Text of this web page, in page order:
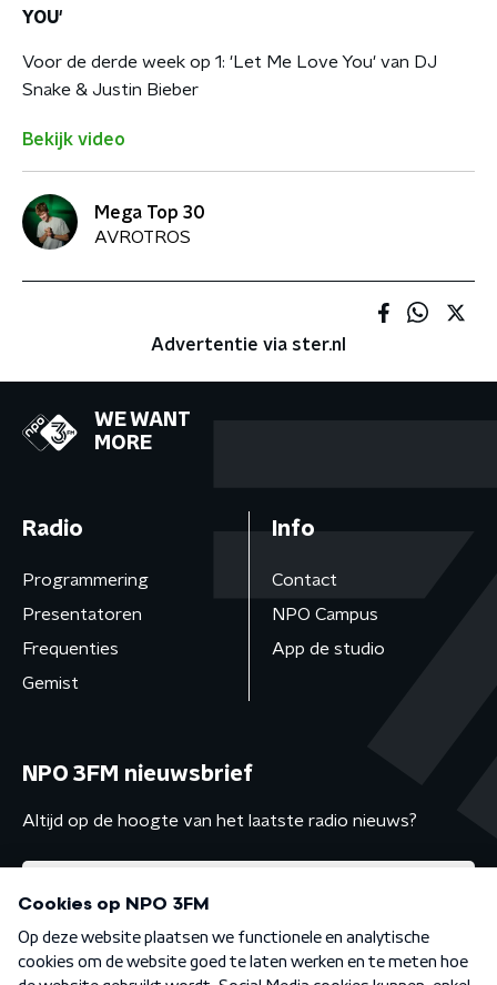
YOU'
Voor de derde week op 1: 'Let Me Love You' van DJ
Snake & Justin Bieber
Bekijk video
Mega Top 30
AVROTROS
Advertentie via ster.nl
WE WANT
MORE
Radio
Programmering
Presentatoren
Frequenties
Gemist
Info
Contact
NPO Campus
App de studio
NPO 3FM nieuwsbrief
Altijd op de hoogte van het laatste radio nieuws?